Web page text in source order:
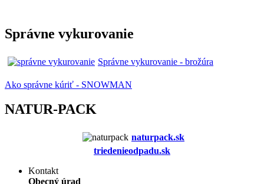
Správne vykurovanie
Správne vykurovanie - brožúra
Ako správne kúriť - SNOWMAN
NATUR-PACK
naturpack.sk
triedenieodpadu.sk
Kontakt
Obecný úrad